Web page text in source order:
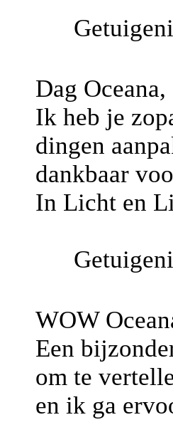
Dag Oceana,
Ik heb je
dingen
dankbaar
In Licht en
WOW
Een
om te
en ik ga